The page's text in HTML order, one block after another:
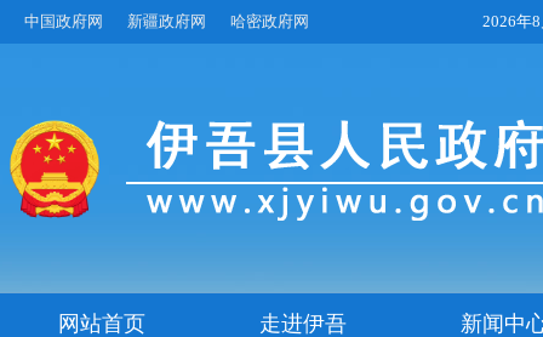
中国政府网 新疆政府网 哈密政府网 2026年
网站首页 走进伊吾 新闻中